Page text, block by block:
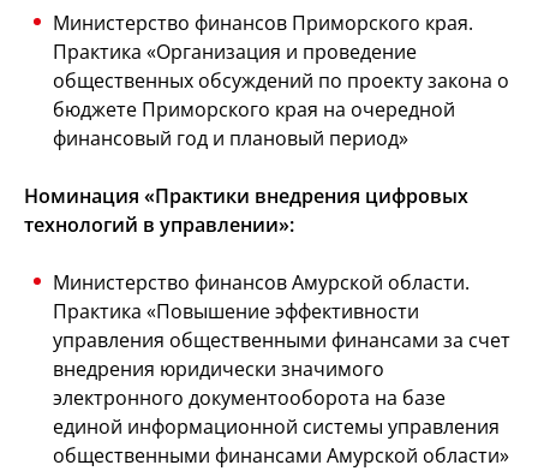
Министерство финансов Приморского края.
Практика «Организация и проведение
общественных обсуждений по проекту закона о
бюджете Приморского края на очередной
финансовый год и плановый период»
Номинация «Практики внедрения цифровых
технологий в управлении»:
Министерство финансов Амурской области.
Практика «Повышение эффективности
управления общественными финансами за счет
внедрения юридически значимого
электронного документооборота на базе
единой информационной системы управления
общественными финансами Амурской области»